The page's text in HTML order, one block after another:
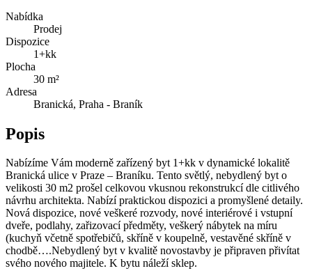
Nabídka
Prodej
Dispozice
1+kk
Plocha
30 m²
Adresa
Branická, Praha - Braník
Popis
Nabízíme Vám moderně zařízený byt 1+kk v dynamické lokalitě
Branická ulice v Praze – Braníku. Tento světlý, nebydlený byt o
velikosti 30 m2 prošel celkovou vkusnou rekonstrukcí dle citlivého
návrhu architekta. Nabízí praktickou dispozici a promyšlené detaily.
Nová dispozice, nové veškeré rozvody, nové interiérové i vstupní
dveře, podlahy, zařizovací předměty, veškerý nábytek na míru
(kuchyň včetně spotřebičů, skříně v koupelně, vestavěné skříně v
chodbě….Nebydlený byt v kvalitě novostavby je připraven přivítat
svého nového majitele. K bytu náleží sklep.